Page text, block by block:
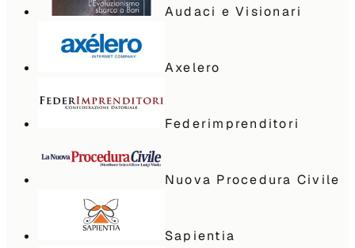
Audaci e Visionari
Axelero
Federimprenditori
Nuova Procedura Civile
Sapientia